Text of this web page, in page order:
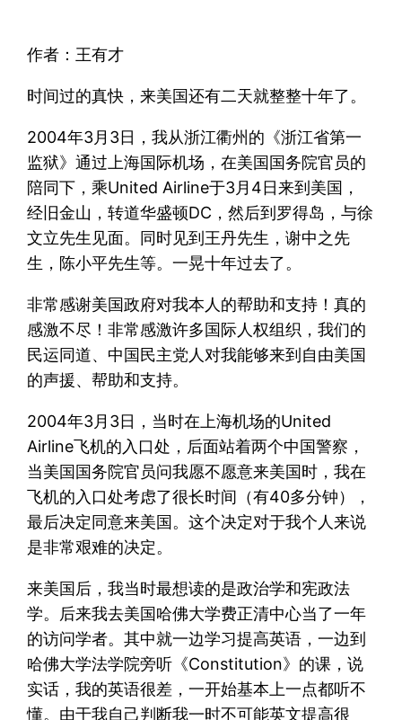
作者：王有才
时间过的真快，来美国还有二天就整整十年了。
2004年3月3日，我从浙江衢州的《浙江省第一
监狱》通过上海国际机场，在美国国务院官员的
陪同下，乘United Airline于3月4日来到美国，
经旧金山，转道华盛顿DC，然后到罗得岛，与徐
文立先生见面。同时见到王丹先生，谢中之先
生，陈小平先生等。一晃十年过去了。
非常感谢美国政府对我本人的帮助和支持！真的
感激不尽！非常感激许多国际人权组织，我们的
民运同道、中国民主党人对我能够来到自由美国
的声援、帮助和支持。
2004年3月3日，当时在上海机场的United
Airline飞机的入口处，后面站着两个中国警察，
当美国国务院官员问我愿不愿意来美国时，我在
飞机的入口处考虑了很长时间（有40多分钟），
最后决定同意来美国。这个决定对于我个人来说
是非常艰难的决定。
来美国后，我当时最想读的是政治学和宪政法
学。后来我去美国哈佛大学费正清中心当了一年
的访问学者。其中就一边学习提高英语，一边到
哈佛大学法学院旁听《Constitution》的课，说
实话，我的英语很差，一开始基本上一点都听不
懂。由于我自己判断我一时不可能英文提高很